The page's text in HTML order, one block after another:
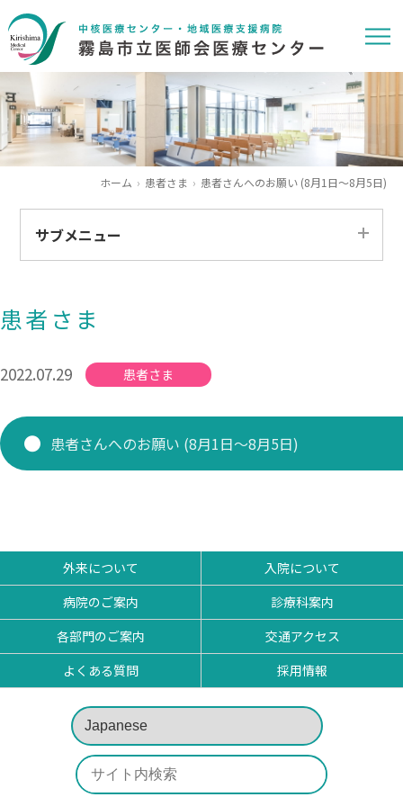
ホーム 患者さま 患者さんへのお願い (8月1日～8月5日)
サブメニュー
患者さま
医療関係者
研修医 お知らせ
患者さま
2022.07.29 患者さま
患者さんへのお願い (8月1日～8月5日)
外来について
入院について
病院のご案内
診療科案内
各部門のご案内
交通アクセス
よくある質問
採用情報